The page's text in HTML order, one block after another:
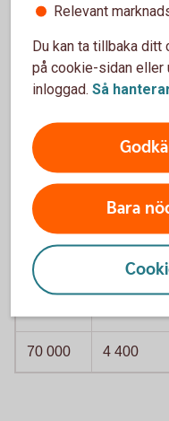
om inkomst är
Inkomst
Om vid
inte fyllt
20 000 2 200
30 000 3 300
70 000 4 400
Relevant
Du kan ta tillbaka ditt
på cookie-sidan eller
inloggad. Så
Bara